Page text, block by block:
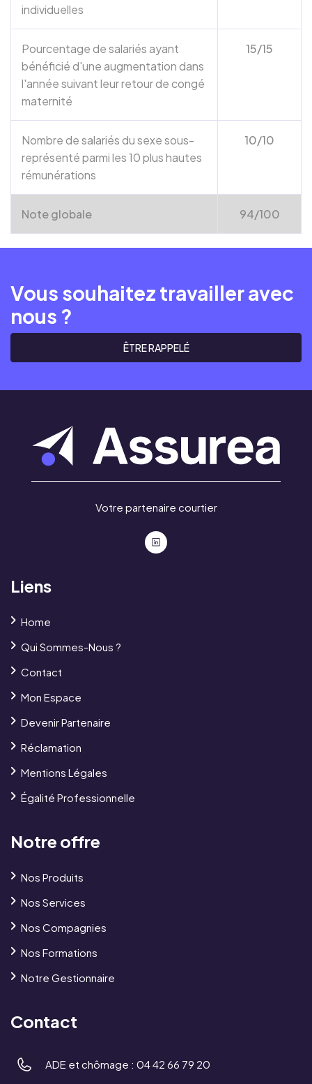
individuelles
Pourcentage de salariés ayant
bénéficié d'une augmentation dans
l'année suivant leur retour de congé
maternité
15/15
Nombre de salariés du sexe sous-
représenté parmi les 10 plus hautes
rémunérations
10/10
Note globale 94/100
Vous souhaitez travailler avec
nous ?
ÊTRE RAPPELÉ
Votre partenaire courtier
Liens
Home
Qui Sommes-Nous ?
Contact
Mon Espace
Devenir Partenaire
Réclamation
Mentions Légales
Égalité Professionnelle
Notre offre
Nos Produits
Nos Services
Nos Compagnies
Nos Formations
Notre Gestionnaire
Contact
ADE et chômage : 04 42 66 79 20